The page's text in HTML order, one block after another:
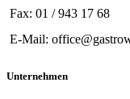
Fax: 01 / 943 17 68
E-Mail:
Unternehmen